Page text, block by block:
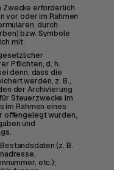
Zwecke erforderlich
vor oder im Rahmen
durch
bzw. Symbole
mit.
Pflichten, d. h.
denn, dass die
werden, z. B.,
der Archivierung
Steuerzwecke im
im Rahmen eines
offengelegt wurden,
und
Bestandsdaten (z. B.
etc.);